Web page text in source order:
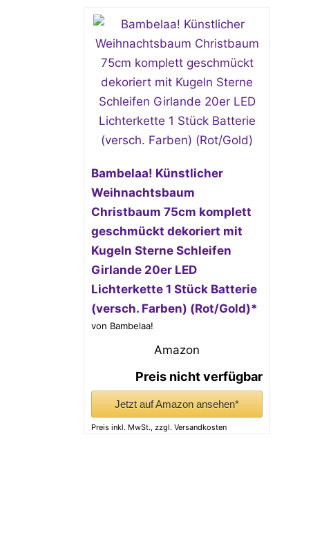
Bambelaa! Künstlicher
Weihnachtsbaum
Christbaum 75cm komplett
geschmückt dekoriert mit
Kugeln Sterne Schleifen
Girlande 20er LED
Lichterkette 1 Stück Batterie
(versch. Farben) (Rot/Gold)*
von Bambelaa!
Amazon
Preis nicht verfügbar
Jetzt auf Amazon ansehen*
Preis inkl. MwSt., zzgl. Versandkosten